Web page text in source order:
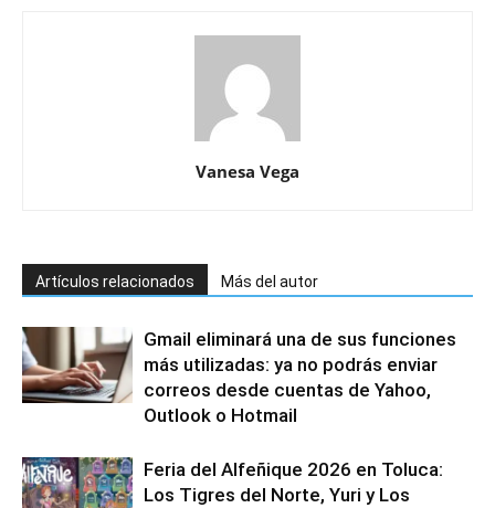
Vanesa Vega
Artículos relacionados Más del autor
Gmail eliminará una de sus funciones
más utilizadas: ya no podrás enviar
correos desde cuentas de Yahoo,
Outlook o Hotmail
Feria del Alfeñique 2026 en Toluca:
Los Tigres del Norte, Yuri y Los